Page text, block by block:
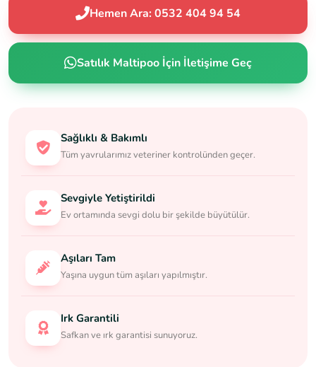
Hemen Ara: 0532 404 94 54
Satılık Maltipoo İçin İletişime Geç
Sağlıklı & Bakımlı
Tüm yavrularımız veteriner kontrolünden geçer.
Sevgiyle Yetiştirildi
Ev ortamında sevgi dolu bir şekilde büyütülür.
Aşıları Tam
Yaşına uygun tüm aşıları yapılmıştır.
Irk Garantili
Safkan ve ırk garantisi sunuyoruz.